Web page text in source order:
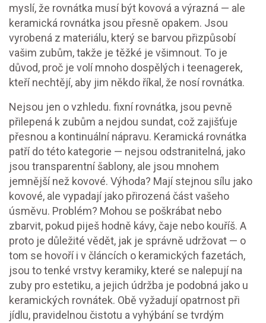
myslí, že rovnátka musí být kovová a výrazná — ale
keramická rovnátka jsou přesně opakem. Jsou
vyrobená z materiálu, který se barvou přizpůsobí
vašim zubům, takže je těžké je všimnout. To je
důvod, proč je volí mnoho dospělých i teenagerek,
kteří nechtějí, aby jim někdo říkal, že nosí rovnátka.
Nejsou jen o vzhledu. fixní rovnátka, jsou pevně
přilepená k zubům a nejdou sundat, což zajišťuje
přesnou a kontinuální nápravu. Keramická rovnátka
patří do této kategorie — nejsou odstranitelná, jako
jsou transparentní šablony, ale jsou mnohem
jemnější než kovové. Výhoda? Mají stejnou sílu jako
kovové, ale vypadají jako přirozená část vašeho
úsměvu. Problém? Mohou se poškrábat nebo
zbarvit, pokud piješ hodně kávy, čaje nebo kouříš. A
proto je důležité vědět, jak je správně udržovat — o
tom se hovoří i v článcích o keramických fazetách,
jsou to tenké vrstvy keramiky, které se nalepují na
zuby pro estetiku, a jejich údržba je podobná jako u
keramických rovnátek. Obě vyžadují opatrnost při
jídlu, pravidelnou čistotu a vyhýbání se tvrdým